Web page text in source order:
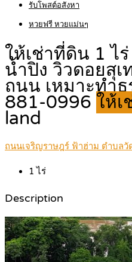
รับโพสต์อสังหา
หวยฟรี หวยแม่นๆ
ให้เช่าที่ดิน 1 ไ
น้ำปิง วิวดอยสุเ
ถนน เหมาะทำ
881-0996 ให้เ
land
ถนนเจริญราษฎร์ ฟ้าฮ่าม ตำบลวั
1 ไร่
Description